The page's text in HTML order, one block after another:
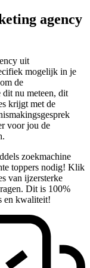
agency
uit
mogelijk in je
de
dit nu meteen, dit
krijgt met de
voor jou de
zoekmachine
toppers nodig! Klik
van ijzersterke
Dit is 100%
en kwaliteit!